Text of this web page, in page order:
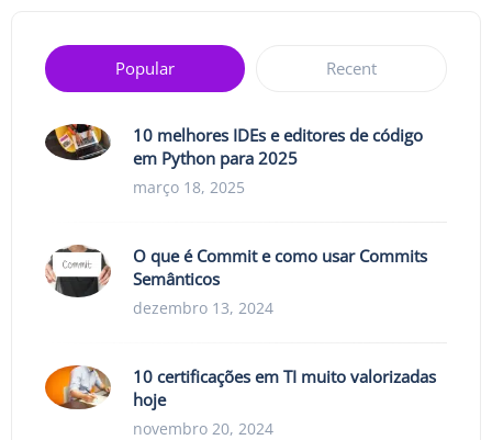
Popular Recent
10 melhores IDEs e editores de código
em Python para 2025
março 18, 2025
O que é Commit e como usar Commits
Semânticos
dezembro 13, 2024
10 certificações em TI muito valorizadas
hoje
novembro 20, 2024